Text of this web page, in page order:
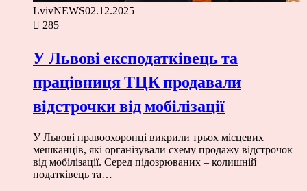
LvivNEWS02.12.2025
285
У Львові експодатківець та
працівниця ТЦК продавали
відстрочки від мобілізації
У Львові правоохоронці викрили трьох місцевих
мешканців, які організували схему продажу відстрочок
від мобілізації. Серед підозрюваних – колишній
податківець та…